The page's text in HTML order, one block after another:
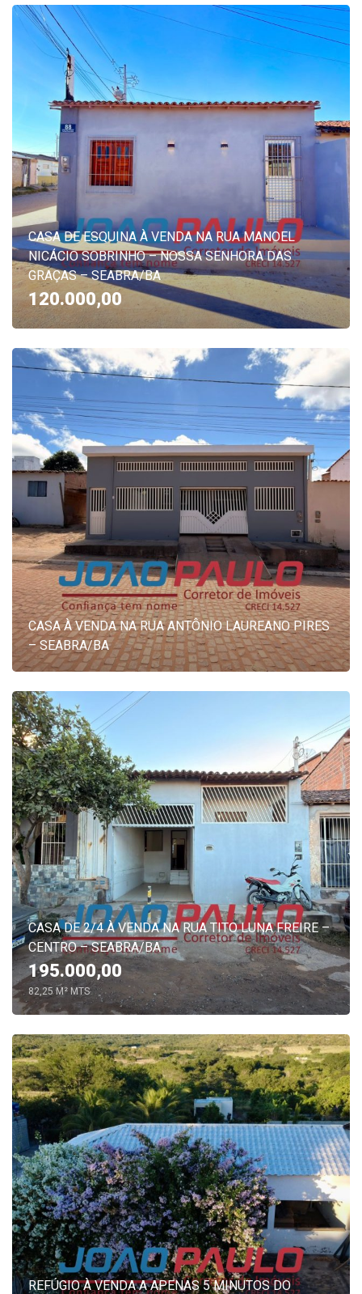
CASA DE ESQUINA À VENDA NA RUA MANOEL
NICÁCIO SOBRINHO – NOSSA SENHORA DAS
GRAÇAS – SEABRA/BA
120.000,00
CASA À VENDA NA RUA ANTÔNIO LAUREANO PIRES
– SEABRA/BA
CASA DE 2/4 À VENDA NA RUA TITO LUNA FREIRE –
CENTRO – SEABRA/BA
195.000,00
82,25 M² MTS
REFÚGIO À VENDA A APENAS 5 MINUTOS DO